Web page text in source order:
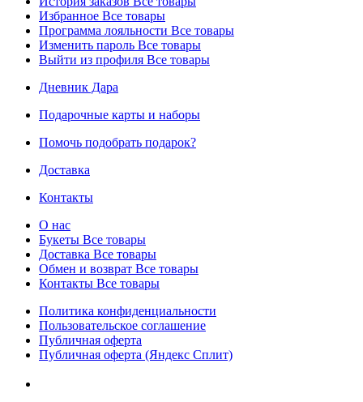
Избранное Все товары
Программа лояльности Все товары
Изменить пароль Все товары
Выйти из профиля Все товары
Дневник Дара
Подарочные карты и наборы
Помочь подобрать подарок?
Доставка
Контакты
О нас
Букеты Все товары
Доставка Все товары
Обмен и возврат Все товары
Контакты Все товары
Политика конфиденциальности
Пользовательское соглашение
Публичная оферта
Публичная оферта (Яндекс Сплит)